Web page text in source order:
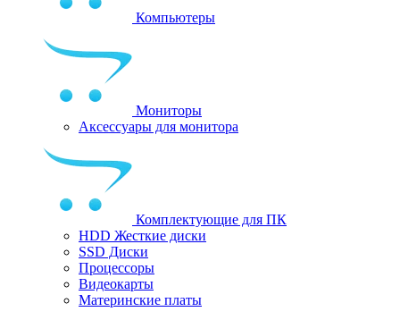
Компьютеры
Мониторы
Аксессуары для монитора
Комплектующие для ПК
HDD Жесткие диски
SSD Диски
Процессоры
Видеокарты
Материнские платы